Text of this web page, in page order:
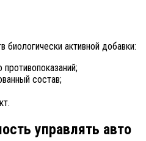
активной добавки:
состав;
управлять авто